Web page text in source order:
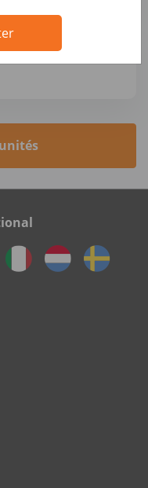
- Pinto